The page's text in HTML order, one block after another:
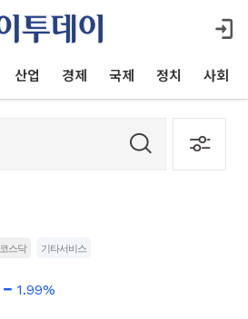
산업 경제 국제 정치 사회
코스닥 기타서비스
1.99%